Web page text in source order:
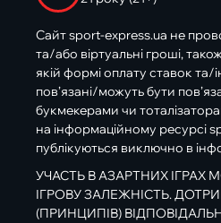
Сайт sport-express.ua не
та/або віртуальні гроші,
якій формі оплату ставок та/
пов’язані/можуть бути
букмекерами чи
на інформаційному ресурсі
публікуються виключно в
УЧАСТЬ В АЗАРТНИХ ІГРАХ
ІГРОВУ ЗАЛЕЖНІСТЬ.
(ПРИНЦИПІВ)